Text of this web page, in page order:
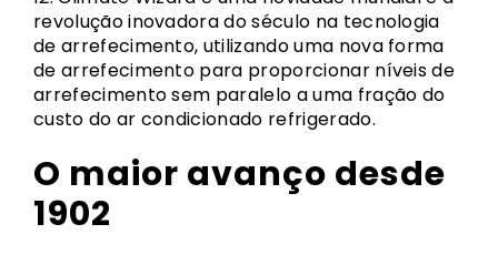
revolução inovadora do século na tecnologia
de arrefecimento, utilizando uma nova forma
de arrefecimento para proporcionar níveis de
arrefecimento sem paralelo a uma fração do
custo do ar condicionado refrigerado.
O maior avanço desde
1902